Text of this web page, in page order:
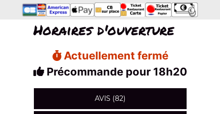
Horaires d'ouverture
Actuellement fermé
Précommande pour 18h20
AVIS (82)